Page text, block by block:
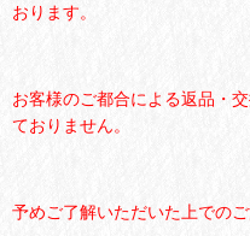
おります。
お客様のご都合による返品・
ておりません。
予めご了解いただいた上での